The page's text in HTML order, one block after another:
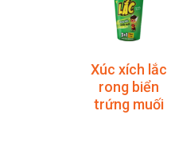
Xúc xích lắc
rong biển
trứng muối